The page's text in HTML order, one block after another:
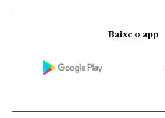
Baixe o app